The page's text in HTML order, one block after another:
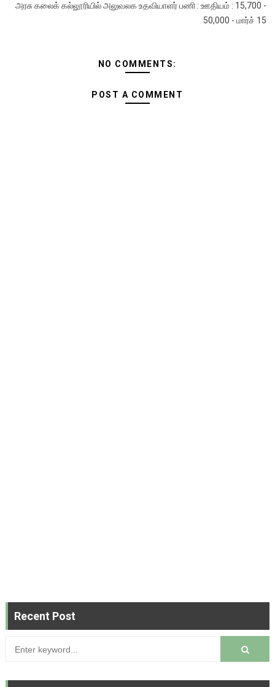
அரசு கலைக் கல்லூரியில் அலுவலக உதவியாளர் பணி : ஊதியம் : 15,700 -
50,000 - மார்ச் 15
NO COMMENTS:
POST A COMMENT
Recent Post